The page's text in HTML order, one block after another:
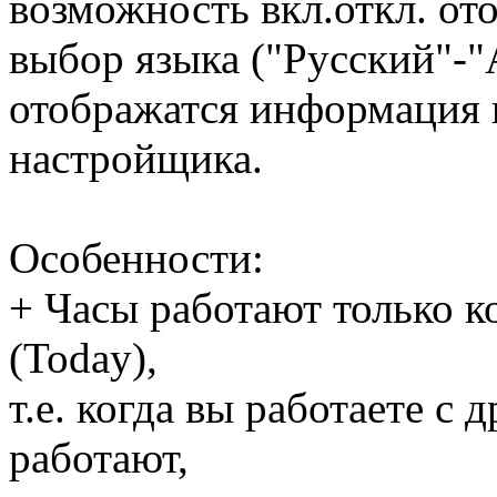
выбор языка ("Русский"-
отображатся информация
настройщика.
Особенности:
+ Часы работают только
(Today),
т.е. когда вы работаете
работают,